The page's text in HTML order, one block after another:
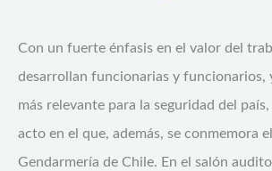
Con un fuerte énfasis en el valor del
desarrollan funcionarias y funcionarios,
más relevante para la seguridad del país,
acto en el que, además, se conmemora
Gendarmería de Chile. En el salón
DE
GENDARMERÍA
DE
CHILE